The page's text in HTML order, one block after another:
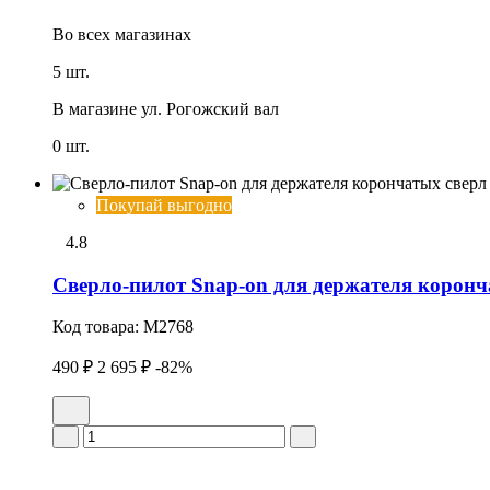
Во всех магазинах
5 шт.
В магазине ул. Рогожский вал
0 шт.
Покупай выгодно
4.8
Сверло-пилот Snap-on для держателя
Код товара: M2768
490 ₽ 2 695 ₽ -82%